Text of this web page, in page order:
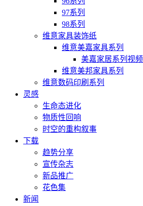
97系列
98系列
维意家具装饰纸
维意美嘉家具系列
美嘉家居系列视频
维意美邦家具系列
维意数码印刷系列
灵感
生命态进化
物质性回响
时空的重构叙事
下载
趋势分享
宣传杂志
新品推广
花色集
新闻